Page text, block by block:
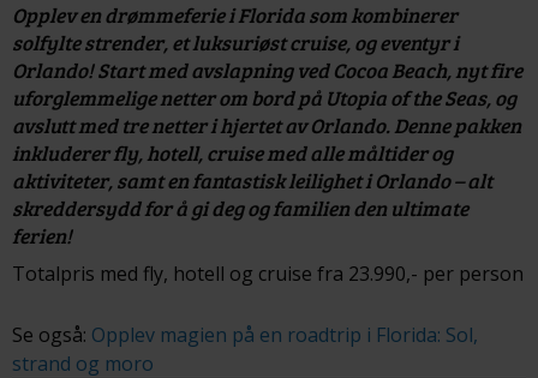
Opplev en drømmeferie i Florida som kombinerer
solfylte strender, et luksuriøst cruise, og eventyr i
Orlando! Start med avslapning ved Cocoa Beach, nyt fire
uforglemmelige netter om bord på Utopia of the Seas, og
avslutt med tre netter i hjertet av Orlando. Denne pakken
inkluderer fly, hotell, cruise med alle måltider og
aktiviteter, samt en fantastisk leilighet i Orlando – alt
skreddersydd for å gi deg og familien den ultimate
ferien!
Totalpris med fly, hotell og cruise fra 23.990,- per person
Se også: Opplev magien på en roadtrip i Florida: Sol,
strand og moro